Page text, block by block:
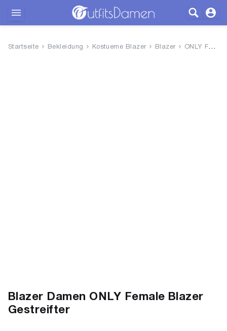
Startseite Bekleidung Kostueme Blazer Blazer ONLY Female Blazer Gestreifter
Blazer Damen ONLY Female Blazer
Gestreifter